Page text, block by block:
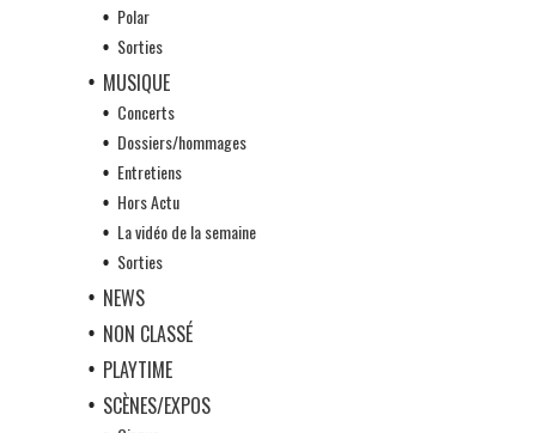
Polar
Sorties
MUSIQUE
Concerts
Dossiers/hommages
Entretiens
Hors Actu
La vidéo de la semaine
Sorties
NEWS
NON CLASSÉ
PLAYTIME
SCÈNES/EXPOS